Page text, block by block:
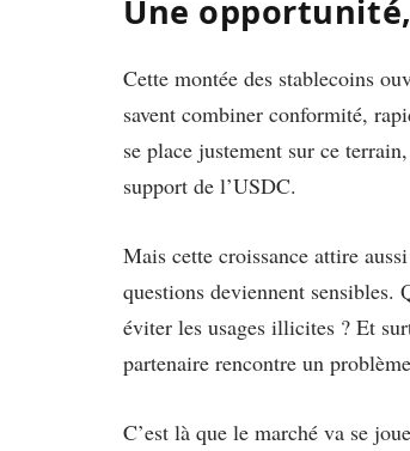
Une
Cette montée des stablecoins
savent combiner conformité,
se place justement sur ce
support de l’USDC.
Mais cette croissance attire
questions deviennent
éviter les usages illicites ? Et
partenaire rencontre un
C’est là que le marché va se